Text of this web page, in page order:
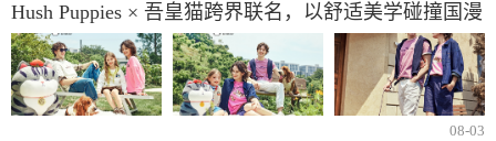
Hush Puppies × 吾皇猫跨界联名，以舒适美学碰撞国漫
IP
08-03